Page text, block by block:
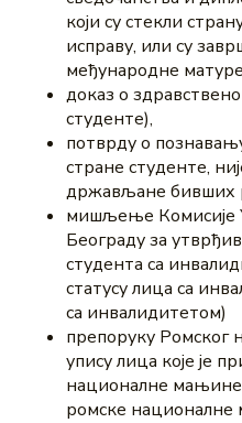
који су стекли
исправу, или су
међународне
доказ о
студенте),
потврду о
стране студенте,
држављане бивших
мишљење Комисије
Београду за
студента са
статусу лица са
са инвалидитетом)
препоруку Ромског
упису лица које је
националне
ромске